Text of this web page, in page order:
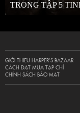
TRONG TẬP 5
GIỚI THIỆU HARPER’S BAZAAR
CÁCH ĐẶT MUA TẠP CHÍ
CHÍNH SÁCH BẢO MẬT